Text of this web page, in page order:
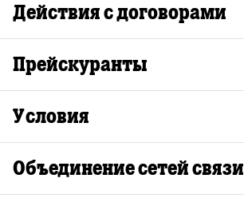
Действия с договорами
Прейскуранты
Условия
Объединение сетей связи